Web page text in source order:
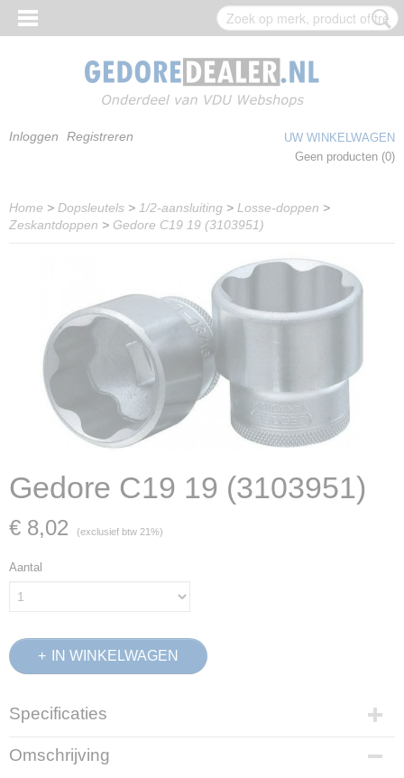
Inloggen Registreren
UW WINKELWAGEN
Geen producten (0)
Home > Dopsleutels > 1/2-aansluiting > Losse-doppen >
Zeskantdoppen > Gedore C19 19 (3103951)
Gedore C19 19 (3103951)
€ 8,02 (exclusief btw 21%)
Aantal
IN WINKELWAGEN
Specificaties
Productcode
3103951
Omschrijving